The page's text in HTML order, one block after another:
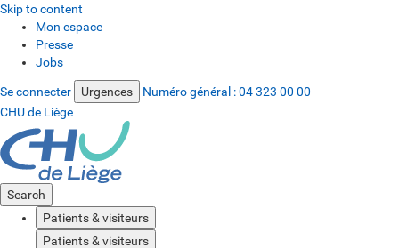
Skip to content
Mon espace
Presse
Jobs
Se connecter Urgences Numéro général :04 323 00 00
CHU de Liège
Search
Patients & visiteurs
Patients & visiteurs